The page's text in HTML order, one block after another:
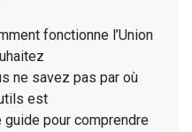
fonctionne l’Union
ne savez pas par où
est
guide pour comprendre